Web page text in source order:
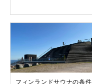
フィンランドサウナの条件